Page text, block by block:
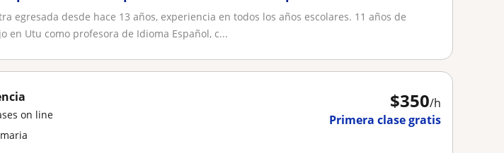
secundaria
egresada desde hace 13 años, experiencia en todos los años escolares. 11 años de
en Utu como profesora de Idioma Español, c...
$350/h
Primera clase gratis
on line